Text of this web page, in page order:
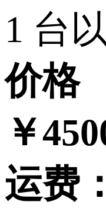
1 台
价格
￥
运费：